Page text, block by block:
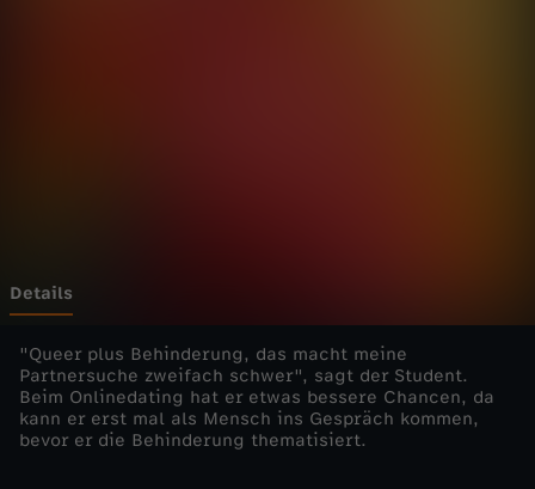
h
-
d
Details
"Queer plus Behinderung, das macht meine
Partnersuche zweifach schwer", sagt der Student.
Beim Onlinedating hat er etwas bessere Chancen, da
kann er erst mal als Mensch ins Gespräch kommen,
bevor er die Behinderung thematisiert.